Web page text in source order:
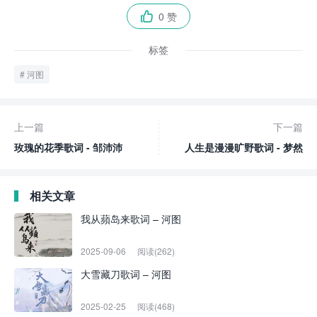
 0 赞
标签
河图
上一篇
玫瑰的花季歌词 - 邹沛沛
下一篇
人生是漫漫旷野歌词 - 梦然
相关文章
我从蘋岛来歌词 – 河图
2025-09-06 阅读(262)
大雪藏刀歌词 – 河图
2025-02-25 阅读(468)